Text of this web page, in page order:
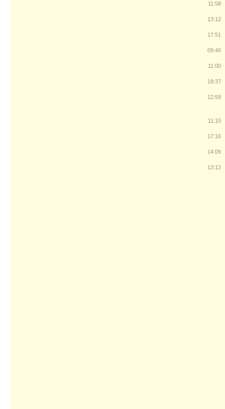
11:58
13:12
17:51
09:40
11:00
18:37
12:59
11:15
17:16
14:09
13:12